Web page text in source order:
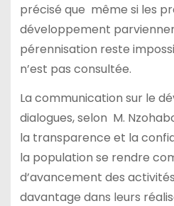
précisé que même si les
développement
pérennisation reste
n’est pas consultée.
La communication sur le
dialogues, selon M.
la transparence et la
la population se rendre
d’avancement des
davantage dans leurs